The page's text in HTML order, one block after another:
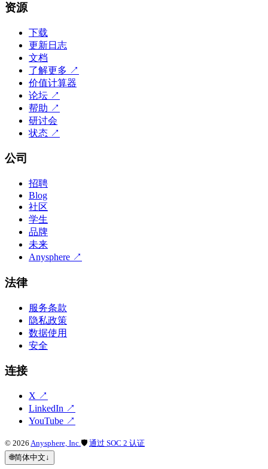
资源
下载
更新日志
文档
了解更多 ↗
价值计算器
论坛 ↗
帮助 ↗
研讨会
状态 ↗
公司
招聘
Blog
社区
学生
品牌
未来
Anysphere ↗
法律
服务条款
隐私政策
数据使用
安全
连接
X ↗
LinkedIn ↗
YouTube ↗
© 2026 Anysphere, Inc. 🛡 通过 SOC 2 认证
🌐简体中文↓